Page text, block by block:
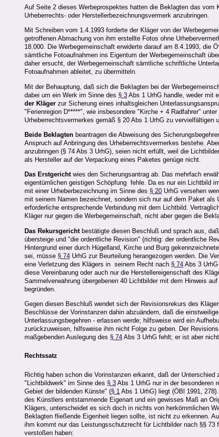
Auf Seite 2 dieses Werbeprospektes hatten die Beklagten das
Urheberrechts- oder Herstellerbezeichnungsvermerk anzubringen.
Mit Schreiben vom 1.4.1993 forderte der Kläger von der
getroffenen Abmachung von ihm erstellte Fotos ohne
18.000. Die Werbegemeinschaft erwiderte darauf am 8.4.1993, die
sämtliche Fotoaufnahmen ins Eigentum der Werbegemeinschaft
daher ersucht, der Werbegemeinschaft sämtliche schriftliche
Fotoaufnahmen ableitet, zu übermitteln.
Mit der Behauptung, daß sich die Beklagten bei der
dabei um ein Werk im Sinne des § 3 Abs 1 UrhG handle, weder mit
der Kläger zur Sicherung eines inhaltsgleichen
"Ferienregion D*****", wie insbesondere "Kirche + 4 Radfahrer"
Urheberrechtsvermerkes gemäß § 20 Abs 1 UrhG zu vervielfältigen
Beide Beklagten beantragen die Abweisung des
Anspruch auf Anbringung des Urheberrechtsvermerkes bestehe.
anzubringen (§ 74 Abs 3 UrhG), seien nicht erfüllt, weil die
als Hersteller auf der Verpackung eines Paketes genüge nicht.
Das Erstgerichtwies den Sicherungsantrag ab. Das mehrfach
eigentümlichen geistigen Schöpfung fehle. Da es nur ein Lichtbild
mit einer Urheberbezeichnung im Sinne des § 20 UrhG versehen
mit seinem Namen bezeichnet, sondern sich nur auf dem Paket
erforderliche entsprechende Verbindung mit dem Lichtbild.
Kläger nur gegen die Werbegemeinschaft, nicht aber gegen die
Das Rekursgericht bestätigte diesen Beschluß und sprach aus,
übersteige und "die ordentliche Revision" (richtig: der ordentliche
Hintergrund einer durch Hügelland, Kirche und Burg
sei, müsse § 74 UrhG zur Beurteilung herangezogen werden. Die
eine Verletzung des Klägers in seinem Recht nach § 74 Abs 3
diese Vereinbarung oder auch nur die Herstellereigenschaft des
Sammelverwahrung übergebenen 40 Lichtbilder mit dem Hinweis
begründen.
Gegen diesen Beschluß wendet sich der Revisionsrekurs des
Beschlüsse der Vorinstanzen dahin abzuändern, daß die
Unterlassungsbegehren - erlassen werde; hilfsweise wird ein
zurückzuweisen, hilfsweise ihm nicht Folge zu geben. Der
maßgebenden Auslegung des § 74 Abs 3 UrhG fehlt; er ist aber
Rechtssatz
Richtig haben schon die Vorinstanzen erkannt, daß der
"Lichtbildwerk" im Sinne des § 3 Abs 1 UrhG nur in der besonderen
Gebiet der bildenden Künste" (§ 1 Abs 1 UrhG) liegt (ÖBl 1991,
des Künstlers entstammende Eigenart und ein gewisses Maß an
Klägers, unterscheidet es sich doch in nichts von herkömmlichen
Beklagten fließende Eigenheit liegen sollte, ist nicht zu erkennen.
ihm kommt nur das Leistungsschutzrecht für Lichtbilder nach §§
verstoßen haben: